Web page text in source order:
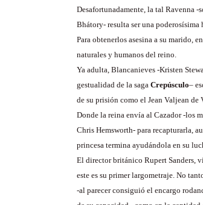
Desafortunadamente, la tal Ravenna
Bhátory- resulta ser una
Para obtenerlos asesina a su marido,
naturales y humanos del reino.
Ya adulta, Blancanieves -Kristen
gestualidad de la saga Crepúsculo–
de su prisión como el Jean Valjean
Donde la reina envía al Cazador -los
Chris Hemsworth- para recapturarla,
princesa termina ayudándola en su
El director británico Rupert Sanders,
este es su primer largometraje. No
-al parecer consiguió el encargo